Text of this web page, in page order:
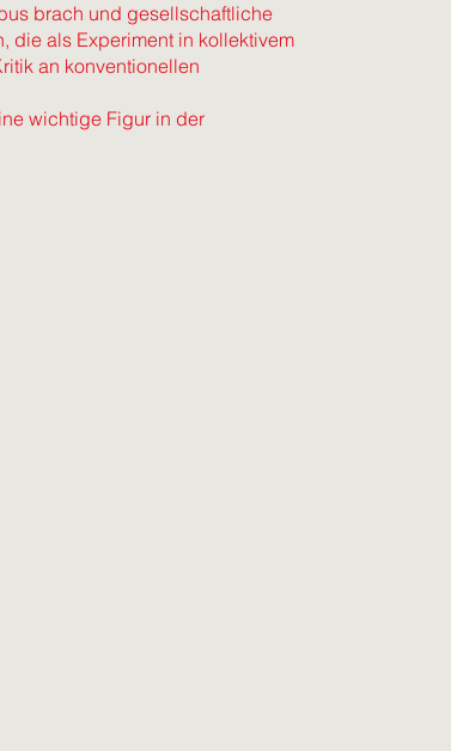
brach und gesellschaftliche
die als Experiment in kollektivem
an konventionellen
wichtige Figur in der